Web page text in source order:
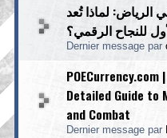
لماذا تُعد
للنجاح الرقمي؟
Dernier message par
POECurrency.com
Detailed Guide to
and Combat
Dernier message par